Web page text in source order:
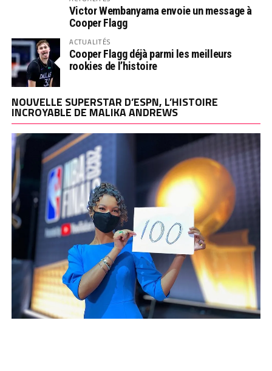
Victor Wembanyama envoie un message à
Cooper Flagg
ACTUALITÉS
Cooper Flagg déjà parmi les meilleurs
rookies de l’histoire
NOUVELLE SUPERSTAR D’ESPN, L’HISTOIRE
INCROYABLE DE MALIKA ANDREWS